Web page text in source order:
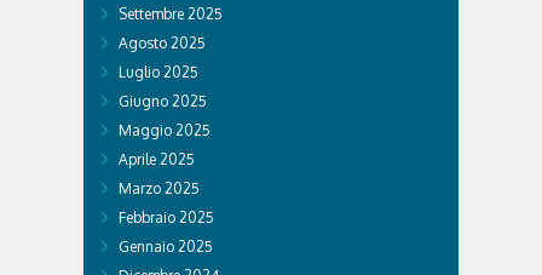
Settembre 2025
Agosto 2025
Luglio 2025
Giugno 2025
Maggio 2025
Aprile 2025
Marzo 2025
Febbraio 2025
Gennaio 2025